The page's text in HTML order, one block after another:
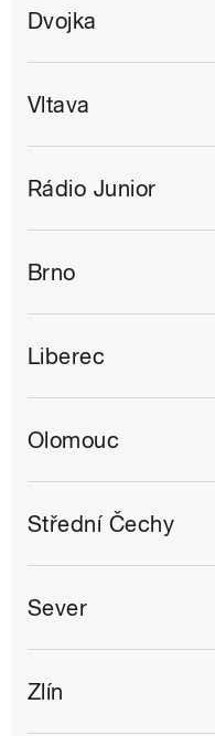
Dvojka
Vltava
Rádio Junior
Brno
Liberec
Olomouc
Střední Čechy
Sever
Zlín